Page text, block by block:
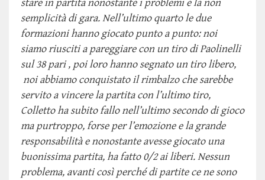
stare in partita nonostante i problemi e la non
semplicità di gara. Nell’ultimo quarto le due
formazioni hanno giocato punto a punto: noi
siamo riusciti a pareggiare con un tiro di Paolinelli
sul 38 pari , poi loro hanno segnato un tiro libero,
noi abbiamo conquistato il rimbalzo che sarebbe
servito a vincere la partita con l’ultimo tiro,
Colletto ha subito fallo nell’ultimo secondo di gioco
ma purtroppo, forse per l’emozione e la grande
responsabilità e nonostante avesse giocato una
buonissima partita, ha fatto 0/2 ai liberi. Nessun
problema, avanti così perché di partite ce ne sono